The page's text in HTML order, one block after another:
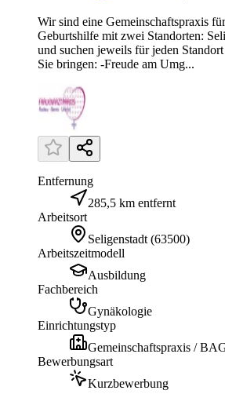
Wir sind eine Gemeinschaftspraxis
Geburtshilfe mit zwei Standorten:
und suchen jeweils für jeden
Sie bringen: -Freude am Umg...
Entfernung
285,5 km entfernt
Arbeitsort
Seligenstadt (63500)
Arbeitszeitmodell
Ausbildung
Fachbereich
Gynäkologie
Einrichtungstyp
Gemeinschaftspraxis /
Bewerbungsart
Kurzbewerbung